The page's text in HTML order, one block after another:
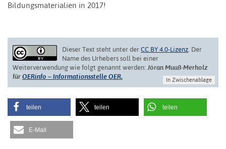
Bildungsmaterialien in 2017!
Dieser Text steht unter der CC BY 4.0-Lizenz . Der
Name des Urhebers soll bei einer
Weiterverwendung wie folgt genannt werden: Jöran Muuß-Merholz
für OERinfo – Informationsstelle OER. In Zwischenablage
teilen teilen teilen
E-Mail